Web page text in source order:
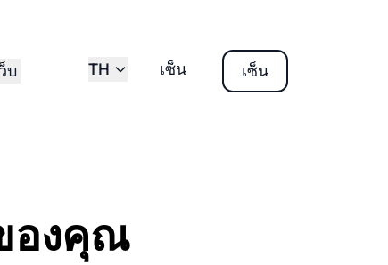
บ TH เซ็น เซ็น
องคุณ